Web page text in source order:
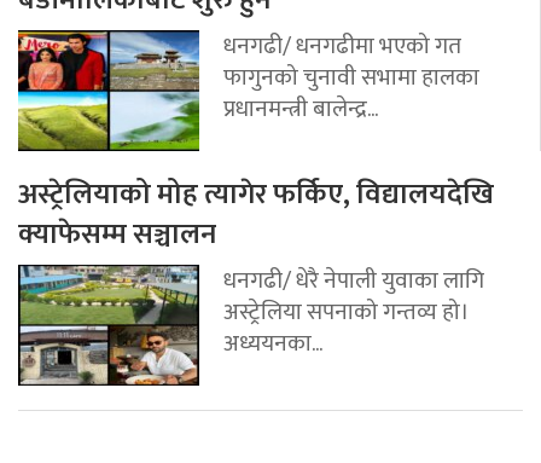
धनगढी/ धनगढीमा भएको गत
फागुनको चुनावी सभामा हालका
प्रधानमन्त्री बालेन्द्र...
अस्ट्रेलियाको मोह त्यागेर फर्किए, विद्यालयदेखि
क्याफेसम्म सञ्चालन
धनगढी/ धेरै नेपाली युवाका लागि
अस्ट्रेलिया सपनाको गन्तव्य हो।
अध्ययनका...